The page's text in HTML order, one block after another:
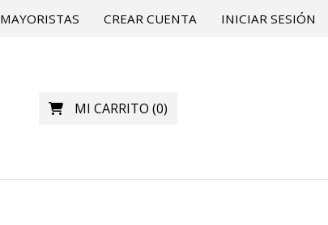
MAYORISTAS CREAR CUENTA INICIAR SESIÓN
MI CARRITO (0)